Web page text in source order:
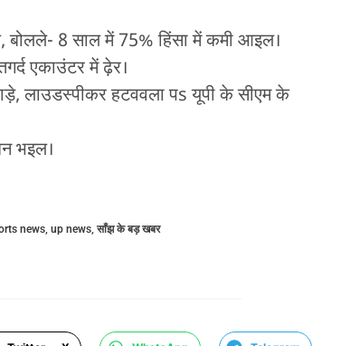
8 साल में 75% हिंसा में कमी आइल।
एकाउंटर में ढ़ेर।
लाउडस्पीकर हटववला पs यूपी के सीएम के
भइल।
news, up news, साँझ के बड़ खबर